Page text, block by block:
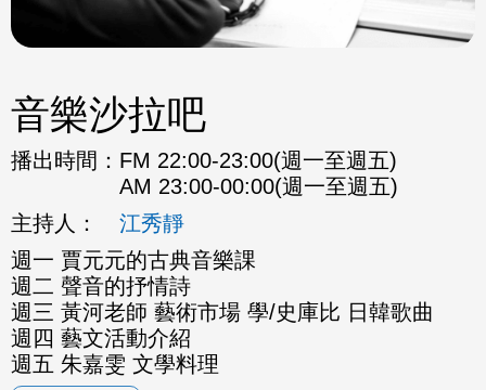
音樂沙拉吧
播出時間： FM 22:00-23:00(週一至週五)
AM 23:00-00:00(週一至週五)
主持人：
江秀靜
週一 賈元元的古典音樂課
週二 聲音的抒情詩
週三 黃河老師 藝術市場 學/史庫比 日韓歌曲
週四 藝文活動介紹
週五 朱嘉雯 文學料理